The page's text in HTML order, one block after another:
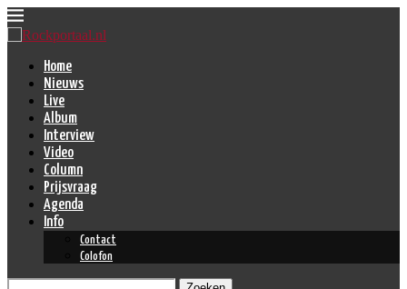
Home
Nieuws
Live
Album
Interview
Video
Column
Prijsvraag
Agenda
Info
Contact
Colofon